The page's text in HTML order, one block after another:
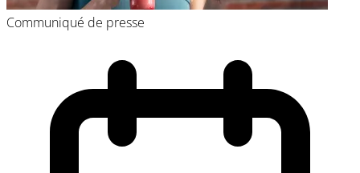
Communiqué de presse